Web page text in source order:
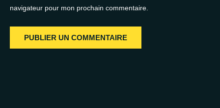
navigateur pour mon prochain commentaire.